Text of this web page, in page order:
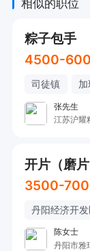
相似的职位
粽子包手
4500-
司徒镇
张先生
江苏沪耀
开片（磨片
3500-
丹阳经济开发
陈女士
丹阳市雅